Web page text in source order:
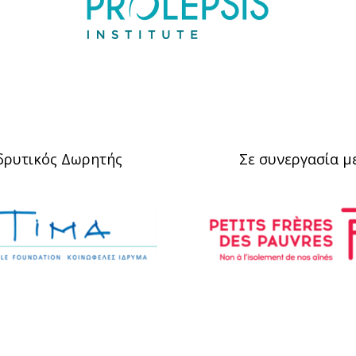
Δωρητής Σε συνεργασία